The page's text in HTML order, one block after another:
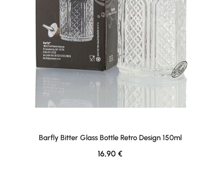
Barfly Bitter Glass Bottle Retro Design 150ml
Regulärer Preis:
16,90 €